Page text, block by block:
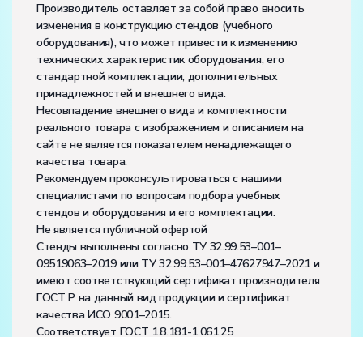
Производитель оставляет за собой право вносить
изменения в конструкцию стендов (учебного
оборудования), что может привести к изменению
технических характеристик оборудования, его
стандартной комплектации, дополнительных
принадлежностей и внешнего вида.
Несовпадение внешнего вида и комплектности
реального товара с изображением и описанием на
сайте не является показателем ненадлежащего
качества товара.
Рекомендуем проконсультироваться с нашими
специалистами по вопросам подбора учебных
стендов и оборудования и его комплектации.
Не является публичной офертой
Стенды выполнены согласно ТУ 32.99.53–001–
09519063–2019 или ТУ 32.99.53–001–47627947–2021 и
имеют соответствующий сертификат производителя
ГОСТ Р на данный вид продукции и сертификат
качества ИСО 9001–2015.
Соответствует ГОСТ 1.8.181-1.061.25